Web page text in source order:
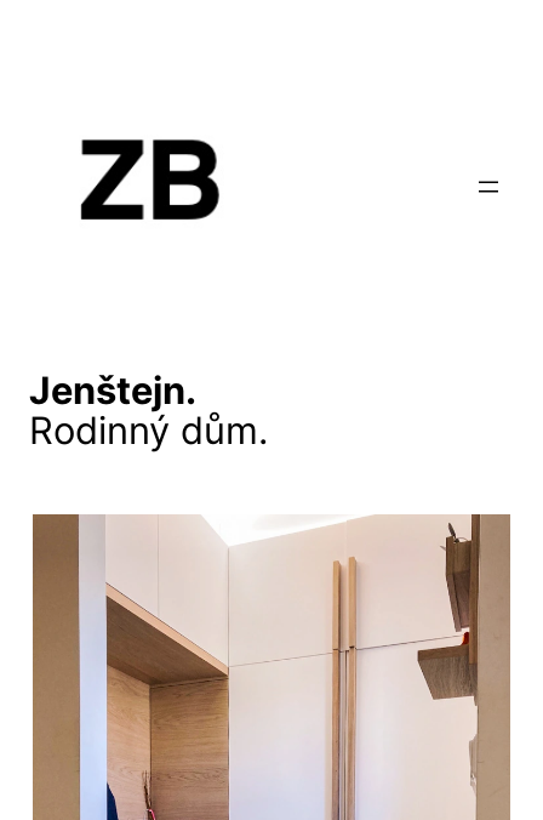
Jenštejn.
Rodinný dům.